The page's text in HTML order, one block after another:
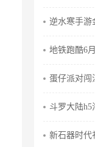
逆水寒手游
地铁跑酷6
蛋仔派对闯
斗罗大陆
新石器时代